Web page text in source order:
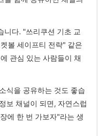
니다. "쓰리쿠션 기초 교
볼 세이프티 전략" 같은
관심 있는 사람들이 채
식을 공유하는 것도 좋습
보 채널이 되면, 자연스럽
에 한 번 가보자"라는 생